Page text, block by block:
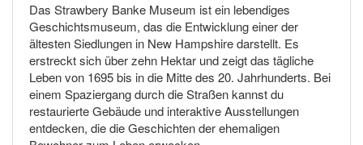
Das Strawbery Banke Museum ist ein lebendiges
Geschichtsmuseum, das die Entwicklung einer der
ältesten Siedlungen in New Hampshire darstellt. Es
erstreckt sich über zehn Hektar und zeigt das tägliche
Leben von 1695 bis in die Mitte des 20. Jahrhunderts. Bei
einem Spaziergang durch die Straßen kannst du
restaurierte Gebäude und interaktive Ausstellungen
entdecken, die die Geschichten der ehemaligen